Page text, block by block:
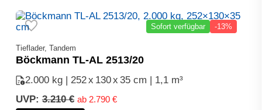
sortiert:
Sofort verfügbar -13%
Tieflader, Tandem
Böckmann TL-AL 2513/20
2.000 kg | 252x130x35 cm | 1,1 m³
UVP: 3.210€ ab 2.790 €